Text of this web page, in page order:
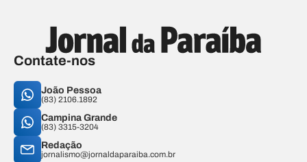
Contate-nos
João Pessoa
(83) 2106.1892
Campina Grande
(83) 3315-3204
Redação
jornalismo@jornaldaparaiba.com.br